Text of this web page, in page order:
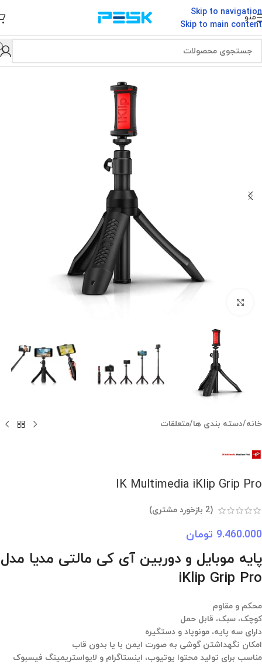
Skip to navigation
Skip to main content
منو
خانه/دسته بندی ها/متعلقات
IK Multimedia iKlip Grip Pro
(
2 بازخورد مشتری)
9.460.000 تومان
پایه موبایل و دوربین آی کی مالتی مدیا مدل
iKlip Grip Pro
محکم و مقاوم
کوچک، سبک، قابل حمل
دارای سه پایه، مونوپاد و دستگیره
امکان نگهداشتن گوشی به صورت ایمن با یا بدون قاب
مناسب برای تولید محتوا یوتیوب، اینستاگرام و لایواستریمینگ فیسبوک